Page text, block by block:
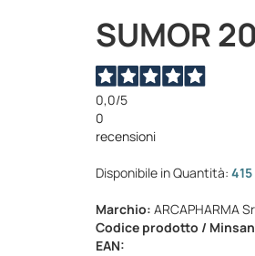
SUMOR
0,0/5
0
recensioni
Disponibile in Quantità:415
Marchio:ARCAPHARMA
Codice prodotto /
EAN: